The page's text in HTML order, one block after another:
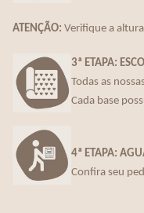
ATENÇÃO: Verifique a
3ª ETAPA:
Todas as
Cada base
4ª ETAPA:
Confira seu